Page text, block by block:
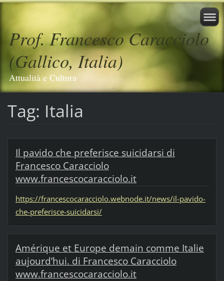
Prof. Francesco Caracciolo
(Gallico, Italia)
Attualità e Cultura
Tag: Italia
Il pavido che preferisce suicidarsi di
Francesco Caracciolo
www.francescocaracciolo.it
https://francescocaracciolo.webnode.it/news/il-pavido-
che-preferisce-suicidarsi/
Amérique et Europe demain comme Italie
aujourd’hui. di Francesco Caracciolo
www.francescocaracciolo.it